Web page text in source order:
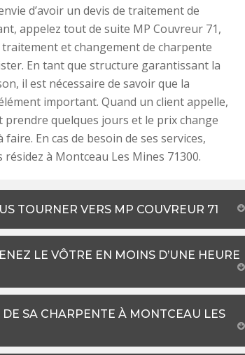
d’avoir un devis de traitement de
appelez tout de suite MP Couvreur 71,
et changement de charpente
En tant que structure garantissant la
il est nécessaire de savoir que la
important. Quand un client appelle,
prendre quelques jours et le prix change
En cas de besoin de ses services,
à Montceau Les Mines 71300.
TOURNER VERS MP COUVREUR 71
LE VÔTRE EN MOINS D’UNE HEURE
SA CHARPENTE À MONTCEAU LES